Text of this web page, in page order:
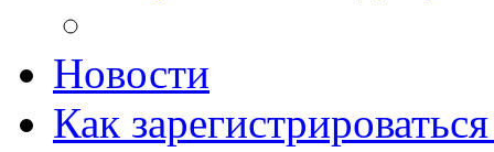
Новости
Как